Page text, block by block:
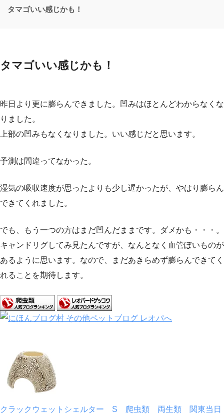
タマゴいい感じかも！
タマゴいい感じかも！
昨日より更に膨らんできました。凹みはほとんどわからなくな
りました。
上部の凹みもなくなりました。いい感じだと思います。
予測は間違ってなかった。
湿気の吸収速度が思ったよりも少し遅かったが、やはり膨らん
できてくれました。
でも、もう一つの方はまだ凹んだままです。ダメかも・・・。
キャンドリグしてみ見たんですが、なんとなく血管ぽいものが
あるように思います。なので、まだあきらめず膨らんできてく
れることを期待します。
クラックウェットシェルター S 爬虫類 両生類 関東当日